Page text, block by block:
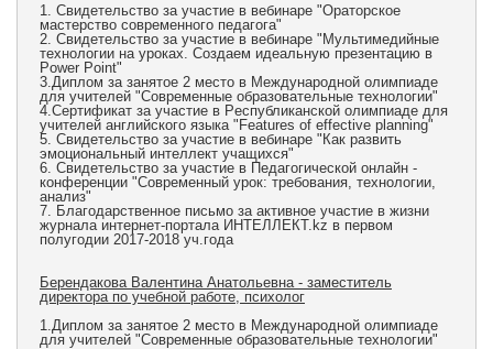
1. Свидетельство за участие в вебинаре "Ораторское
мастерство современного педагога"
2. Свидетельство за участие в вебинаре "Мультимедийные
технологии на уроках. Создаем идеальную презентацию в
Power Point"
3.Диплом за занятое 2 место в Международной олимпиаде
для учителей "Современные образовательные технологии"
4.Сертификат за участие в Pеспубликанской олимпиаде для
учителей английского языка "Features of effective planning"
5. Свидетельство за участие в вебинаре "Как развить
эмоциональный интеллект учащихся"
6. Свидетельство за участие в Педагогической онлайн -
конференции "Современный урок: требования, технологии,
анализ"
7. Благодарственное письмо за активное участие в жизни
журнала интернет-портала ИНТЕЛЛЕКТ.kz в первом
полугодии 2017-2018 уч.года
Берендакова Валентина Анатольевна - заместитель
директора по учебной работе, психолог
1.Диплом за занятое 2 место в Международной олимпиаде
для учителей "Современные образовательные технологии"